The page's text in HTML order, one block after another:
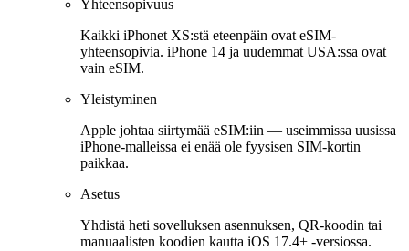
Yhteensopivuus
Kaikki iPhonet XS:stä eteenpäin ovat eSIM-
yhteensopivia. iPhone 14 ja uudemmat USA:ssa ovat
vain eSIM.
Yleistyminen
Apple johtaa siirtymää eSIM:iin — useimmissa uusissa
iPhone-malleissa ei enää ole fyysisen SIM-kortin
paikkaa.
Asetus
Yhdistä heti sovelluksen asennuksen, QR-koodin tai
manuaalisten koodien kautta iOS 17.4+ -versiossa.